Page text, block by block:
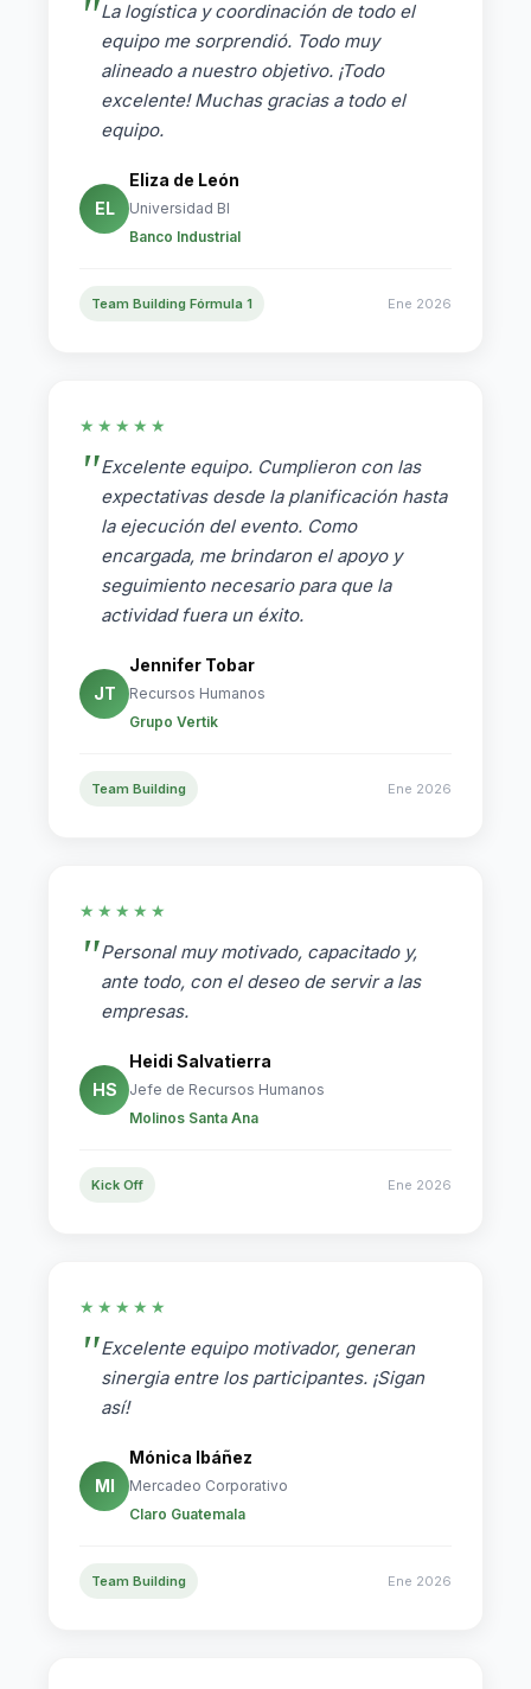
La logística y coordinación de todo el
equipo me sorprendió. Todo muy
alineado a nuestro objetivo. ¡Todo
excelente! Muchas gracias a todo el
equipo.
EL
Eliza de León
Universidad BI
Banco Industrial
Team Building Fórmula 1 Ene 2026
★★★★★
Excelente equipo. Cumplieron con las
expectativas desde la planificación hasta
la ejecución del evento. Como
encargada, me brindaron el apoyo y
seguimiento necesario para que la
actividad fuera un éxito.
JT
Jennifer Tobar
Recursos Humanos
Grupo Vertik
Team Building Ene 2026
★★★★★
Personal muy motivado, capacitado y,
ante todo, con el deseo de servir a las
empresas.
HS
Heidi Salvatierra
Jefe de Recursos Humanos
Molinos Santa Ana
Kick Off Ene 2026
★★★★★
Excelente equipo motivador, generan
sinergia entre los participantes. ¡Sigan
así!
MI
Mónica Ibáñez
Mercadeo Corporativo
Claro Guatemala
Team Building Ene 2026